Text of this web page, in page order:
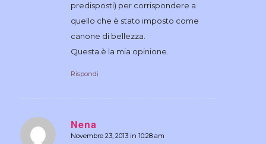
predisposti) per corrispondere a
quello che è stato imposto come
canone di bellezza.
Questa è la mia opinione.
Rispondi
Nena
dice:
Novembre 23, 2013 in 10:28 am